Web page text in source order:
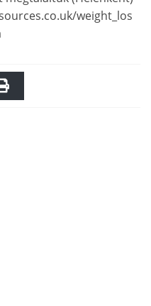
weight_los